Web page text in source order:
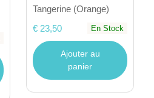
Tangerine (Orange)
€ 23,50
En Stock
Ajouter au
panier